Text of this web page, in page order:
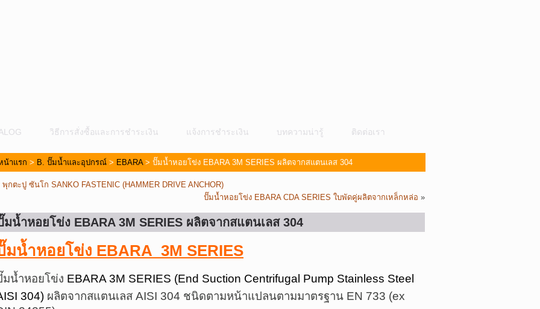
วิธีการสั่งซื้อและการชำระเงิน แจ้งการชำระเงิน บทความน่ารู้ ติดต่อเรา
น้าแรก > B. ปั๊มน้ำและอุปกรณ์ > EBARA> ปั๊มน้ำหอยโข่ง EBARA 3M SERIES ผลิตจากสแตนเลส 304
พุกตะปู ซันโก SANKO FASTENIC (HAMMER DRIVE ANCHOR)
ปั๊มน้ำหอยโข่ง EBARA CDA SERIES ใบพัดคู่ผลิตจากเหล็กหล่อ »
มน้ำหอยโข่ง EBARA 3M SERIES ผลิตจากสแตนเลส 304
มน้ำหอยโข่ง EBARA 3M SERIES
มน้ำหอยโข่ง EBARA 3M SERIES (End Suction Centrifugal Pump Stainless Steel
304) ผลิตจากสแตนเลส AISI 304 ชนิดตามหน้าแปลนตามมาตรฐาน EN 733 (ex